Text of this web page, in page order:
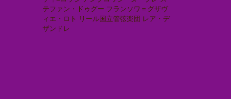
テファン・ドゥグー フランソワ＝グザヴ
ィエ・ロト リール国立管弦楽団 レア・デ
ザンドレ